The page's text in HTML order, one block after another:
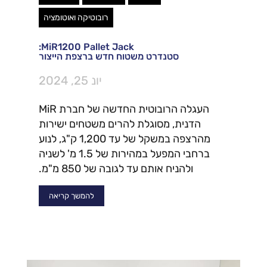
רובוטיקה ואוטומציה
MiR1200 Pallet Jack:
סטנדרט משטוח חדש ברצפת הייצור
יונ 25, 2024
העגלה הרובוטית החדשה של חברת MiR
הדנית, מסוגלת להרים משטחים ישירות
מהרצפה במשקל של עד 1,200 ק"ג, לנוע
ברחבי המפעל במהירות של 1.5 מ' לשניה
ולהניח אותם עד לגובה של 850 מ"מ.
להמשך קריאה